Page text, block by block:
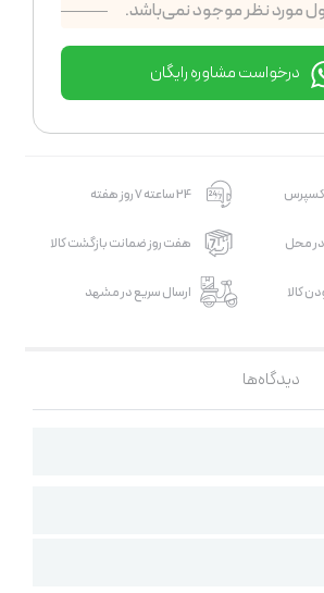
مورد نظر موجود نمی‌باشد.
درخواست مشاوره رایگان
24 ساعته 7 روز هفته
محل هفت روز ضمانت بازگشت کالا
کالا ارسال سریع در مشهد
دیدگاه‌ها